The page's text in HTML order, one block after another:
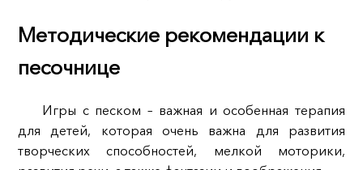
Методические рекомендации к
песочнице
Игры с песком – важная и особенная терапия
для детей, которая очень важна для развития
творческих способностей, мелкой моторики,